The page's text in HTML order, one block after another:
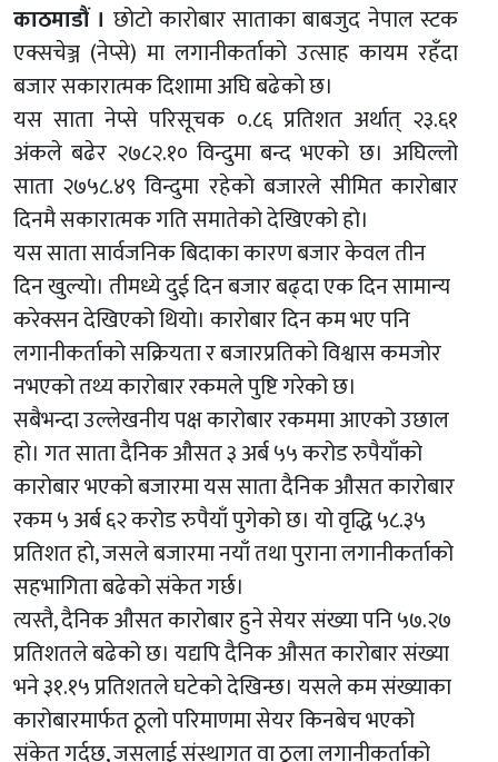
काठमाडौं । छोटो कारोबार साताका बाबजुद नेपाल स्टक
एक्सचेञ्ज (नेप्से) मा लगानीकर्ताको उत्साह कायम रहँदा
बजार सकारात्मक दिशामा अघि बढेको छ।
यस साता नेप्से परिसूचक ०.८६ प्रतिशत अर्थात् २३.६१
अंकले बढेर २७८२.१० विन्दुमा बन्द भएको छ। अघिल्लो
साता २७५८.४९ विन्दुमा रहेको बजारले सीमित कारोबार
दिनमै सकारात्मक गति समातेको देखिएको हो।
यस साता सार्वजनिक बिदाका कारण बजार केवल तीन
दिन खुल्यो। तीमध्ये दुई दिन बजार बढ्दा एक दिन सामान्य
करेक्सन देखिएको थियो। कारोबार दिन कम भए पनि
लगानीकर्ताको सक्रियता र बजारप्रतिको विश्वास कमजोर
नभएको तथ्य कारोबार रकमले पुष्टि गरेको छ।
सबैभन्दा उल्लेखनीय पक्ष कारोबार रकममा आएको उछाल
हो। गत साता दैनिक औसत ३ अर्ब ५५ करोड रुपैयाँको
कारोबार भएको बजारमा यस साता दैनिक औसत कारोबार
रकम ५ अर्ब ६२ करोड रुपैयाँ पुगेको छ। यो वृद्धि ५८.३५
प्रतिशत हो, जसले बजारमा नयाँ तथा पुराना लगानीकर्ताको
सहभागिता बढेको संकेत गर्छ।
त्यस्तै, दैनिक औसत कारोबार हुने सेयर संख्या पनि ५७.२७
प्रतिशतले बढेको छ। यद्यपि दैनिक औसत कारोबार संख्या
भने ३१.१५ प्रतिशतले घटेको देखिन्छ। यसले कम संख्याका
कारोबारमार्फत ठूलो परिमाणमा सेयर किनबेच भएको
संकेत गर्दछ, जसलाई संस्थागत वा ठूला लगानीकर्ताको